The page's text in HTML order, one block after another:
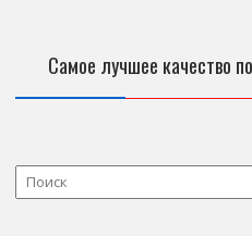
Самое лучшее качество